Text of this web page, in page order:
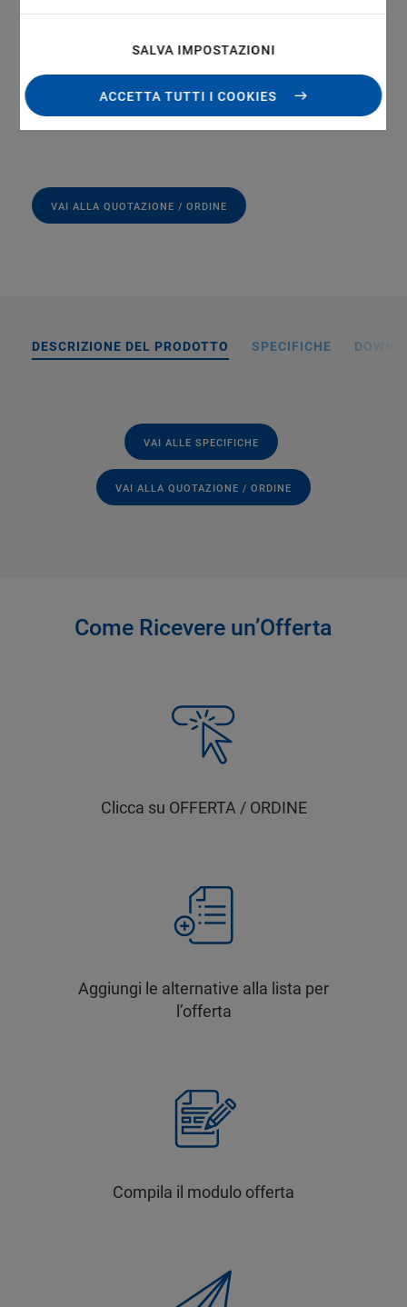
SALVA IMPOSTAZIONI
ACCETTA TUTTI I COOKIES
For P-736.ZCN2S / P-736.ZRN2S PInano Z
Fine adjustment of the focal plane with screws
VAI ALLA QUOTAZIONE / ORDINE
DESCRIZIONE DEL PRODOTTO SPECIFICHE
VAI ALLE SPECIFICHE
VAI ALLA QUOTAZIONE / ORDINE
Come Ricevere un’Offerta
Clicca su OFFERTA / ORDINE
Aggiungi le alternative alla lista per
l’offerta
Compila il modulo offerta